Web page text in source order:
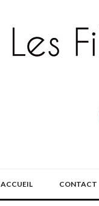
ACCUEIL CONTACT